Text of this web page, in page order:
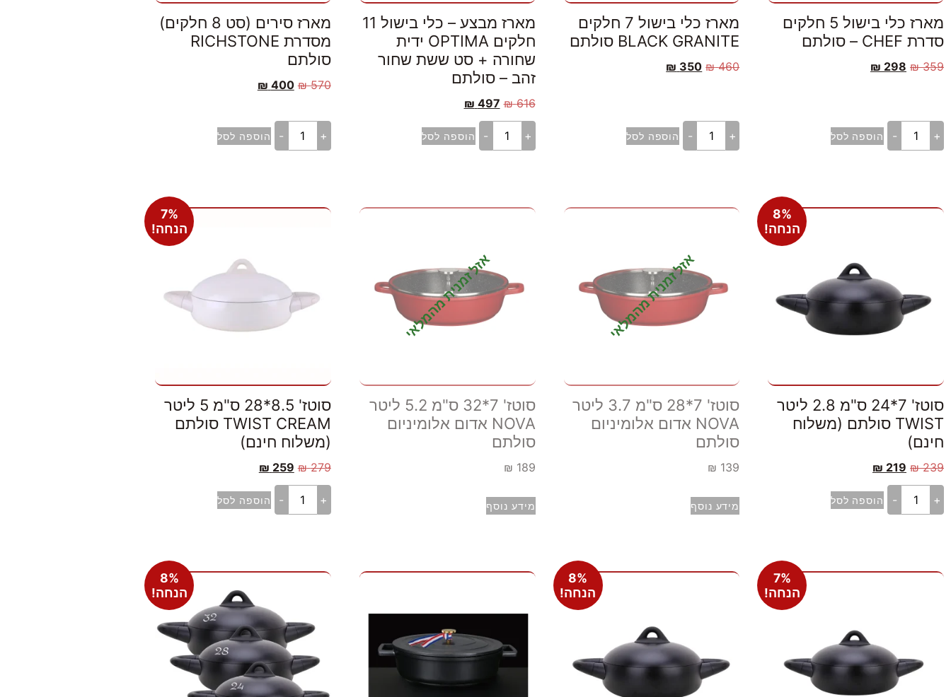
מארז כלי בישול 5 חלקים
סדרת CHEF – סולתם
359
₪
298
₪
+
- הוספה לסל
מארז כלי בישול 7 חלקים
BLACK GRANITE סולתם
460
₪
350
₪
+
- הוספה לסל
מארז מבצע – כלי בישול 11
חלקים OPTIMA ידית
שחורה + סט ששת שחור
זהב – סולתם
616
₪
497
₪
+
- הוספה לסל
מארז סירים (סט 8 חלקים)
מסדרת RICHSTONE
סולתם
570
₪
400
₪
+
- הוספה לסל
8%
הנחה!
סוטז' 7*24 ס"מ 2.8 ליטר
TWIST סולתם (משלוח
חינם)
239
₪
219
₪
+
- הוספה לסל
אזל זמנית מהמלאי
סוטז' 7*28 ס"מ 3.7 ליטר
NOVA אדום אלומיניום
סולתם
139
₪
מידע נוסף
אזל זמנית מהמלאי
סוטז' 7*32 ס"מ 5.2 ליטר
NOVA אדום אלומיניום
סולתם
189
₪
מידע נוסף
7%
הנחה!
סוטז' 8.5*28 ס"מ 5 ליטר
TWIST CREAM סולתם
(משלוח חינם)
279
₪
259
₪
+
- הוספה לסל
7%
הנחה!
8%
הנחה!
8%
הנחה!